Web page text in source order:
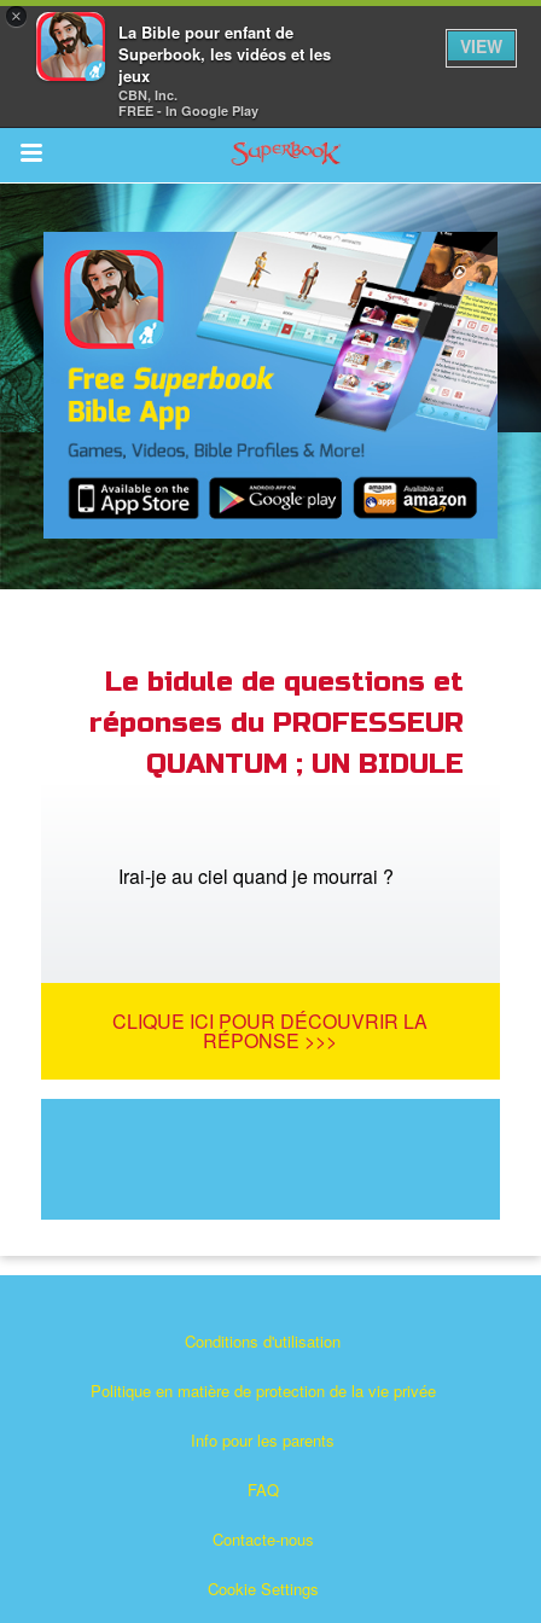
×
La Bible pour enfant de
Superbook, les vidéos et les
jeux
CBN, Inc.
FREE - In Google Play
VIEW
Return to Content
Le bidule de questions et
réponses du PROFESSEUR
QUANTUM ; UN BIDULE
Irai-je au ciel quand je mourrai ?
CLIQUE ICI POUR DÉCOUVRIR LA
RÉPONSE >>>
Conditions d'utilisation
Politique en matière de protection de la vie privée
Info pour les parents
FAQ
Contacte-nous
Cookie Settings